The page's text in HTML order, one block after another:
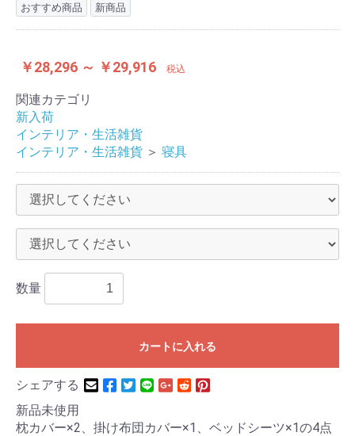
おすすめ商品 新商品
￥28,296 ～ ￥29,916 税込
関連カテゴリ
新入荷
インテリア・生活雑貨
インテリア・生活雑貨 ＞ 寝具
数量
カートに入れる
シェアする
新品未使用
枕カバー×2、掛け布団カバー×1、ベッドシーツ×1の4点